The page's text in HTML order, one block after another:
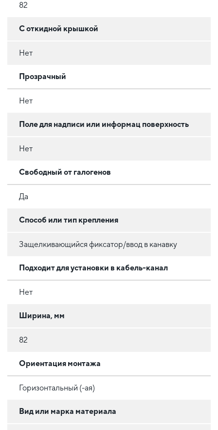
82
С откидной крышкой
Нет
Прозрачный
Нет
Поле для надписи или информац поверхность
Нет
Свободный от галогенов
Да
Способ или тип крепления
Защелкивающийся фиксатор/ввод в канавку
Подходит для установки в кабель-канал
Нет
Ширина, мм
82
Ориентация монтажа
Горизонтальный (-ая)
Вид или марка материала